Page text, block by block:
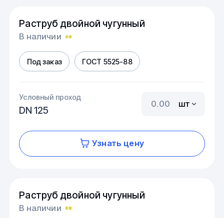
Раструб двойной чугунный
В наличии
Под заказ ГОСТ 5525-88
Условный проход
DN 125
шт
Узнать цену
Раструб двойной чугунный
В наличии